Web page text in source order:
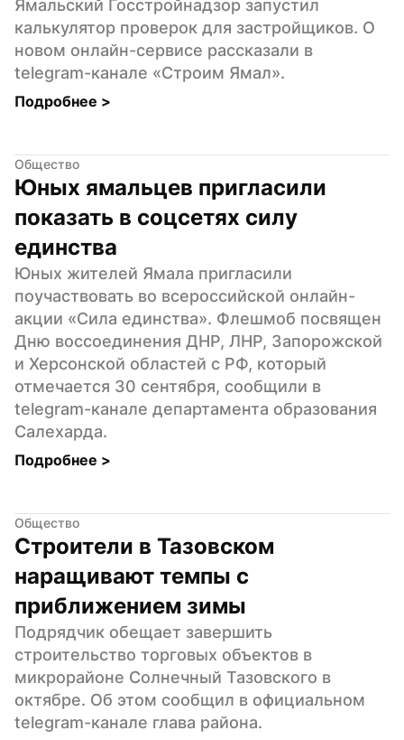
Ямальский Госстройнадзор запустил
калькулятор проверок для застройщиков. О
новом онлайн-сервисе рассказали в
telegram-канале «Строим Ямал».
Подробнее >
Общество
Юных ямальцев пригласили
показать в соцсетях силу
единства
Юных жителей Ямала пригласили
поучаствовать во всероссийской онлайн-
акции «Сила единства». Флешмоб посвящен
Дню воссоединения ДНР, ЛНР, Запорожской
и Херсонской областей с РФ, который
отмечается 30 сентября, сообщили в
telegram-канале департамента образования
Салехарда.
Подробнее >
Общество
Строители в Тазовском
наращивают темпы с
приближением зимы
Подрядчик обещает завершить
строительство торговых объектов в
микрорайоне Солнечный Тазовского в
октябре. Об этом сообщил в официальном
telegram-канале глава района.